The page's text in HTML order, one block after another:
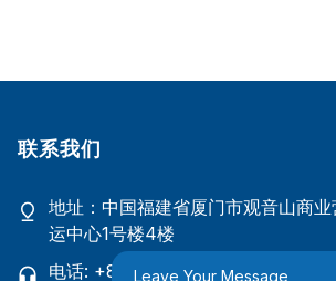
联系我们
地址：中国福建省厦门市观音山商业
运中心1号楼4楼
电话: +86 18965423693
Leave Your Message